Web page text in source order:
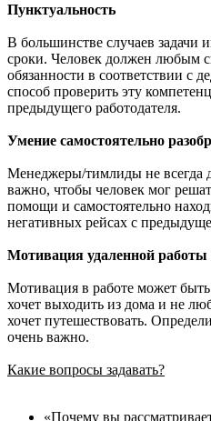
Пунктуальность
В большинстве случаев задачи
сроки. Человек должен любым
обязанности в соответствии с
способ проверить эту
предыдущего работодателя.
Умение самостоятельно
Менеджеры/тимлиды не всегда
важно, чтобы человек мог
помощи и самостоятельно
негативных рейсах с
Мотивация удаленной работы
Мотивация в работе может
хочет выходить из дома и не
хочет путешествовать.
очень важно.
Какие вопросы задавать?
«Почему вы